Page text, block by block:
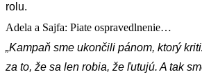
rolu.
Adela a Sajfa: Piate ospravedlnenie…
„Kampaň sme ukončili pánom, ktorý
za to, že sa len robia, že ľutujú. A tak